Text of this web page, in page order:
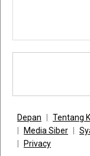
Depan Tentang
Media Siber
Privacy